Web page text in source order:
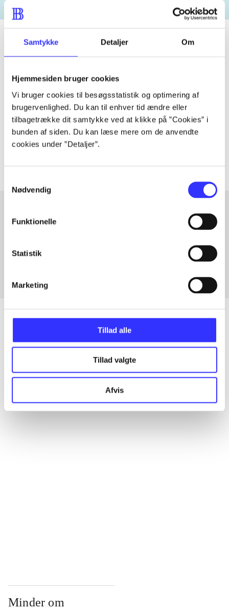
Samtykke Detaljer Om
Hjemmesiden bruger cookies
Vi bruger cookies til besøgsstatistik og optimering af
brugervenlighed. Du kan til enhver tid ændre eller
tilbagetrække dit samtykke ved at klikke på ”Cookies” i
bunden af siden. Du kan læse mere om de anvendte
cookies under ”Detaljer”.
Nødvendig
Funktionelle
Statistik
Marketing
Tillad alle
Tillad valgte
Afvis
Artiklen er en del af
lorem ipsum dolor sit amet ...
Artiklerne i handler ofte om
Artikler
Alle registrerede artikler fordelt på udgivelser
Minder om